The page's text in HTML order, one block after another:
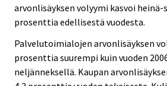
arvonlisäyksen volyymi kasvoi heinä-
prosenttia edellisestä vuodesta.
Palvelutoimialojen arvonlisäyksen
prosenttia suurempi kuin vuoden
neljänneksellä. Kaupan